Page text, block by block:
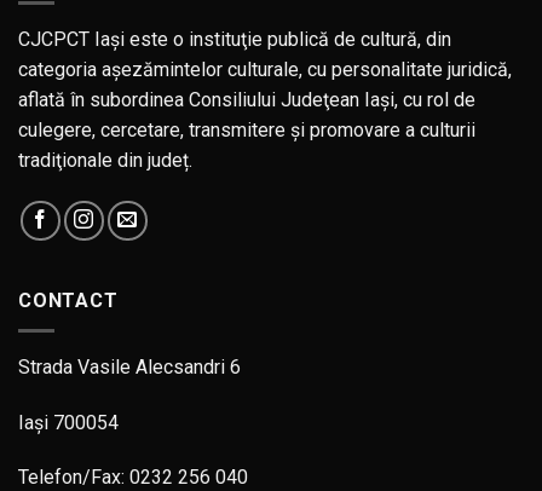
CJCPCT Iaşi este o instituţie publică de cultură, din
categoria aşezămintelor culturale, cu personalitate juridică,
aflată în subordinea Consiliului Judeţean Iaşi, cu rol de
culegere, cercetare, transmitere şi promovare a culturii
tradiţionale din județ.
CONTACT
Strada Vasile Alecsandri 6
Iași 700054
Telefon/Fax: 0232 256 040